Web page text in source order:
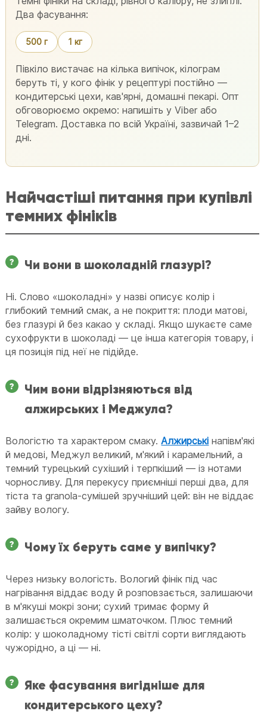
Два фасування:
500 г 1 кг
Півкіло вистачає на кілька випічок, кілограм
беруть ті, у кого фінік у рецептурі постійно —
кондитерські цехи, кав'ярні, домашні пекарі. Опт
обговорюємо окремо: напишіть у Viber або
Telegram. Доставка по всій Україні, зазвичай 1–2
дні.
Найчастіші питання при купівлі
темних фініків
Чи вони в шоколадній глазурі?
Ні. Слово «шоколадні» у назві описує колір і
глибокий темний смак, а не покриття: плоди матові,
без глазурі й без какао у складі. Якщо шукаєте саме
сухофрукти в шоколаді — це інша категорія товару, і
ця позиція під неї не підійде.
Чим вони відрізняються від
алжирських і Меджула?
Вологістю та характером смаку.Алжирські напівм'які
й медові, Меджул великий, м'який і карамельний, а
темний турецький сухіший і терпкіший — із нотами
чорносливу. Для перекусу приємніші перші два, для
тіста та granola-сумішей зручніший цей: він не віддає
зайву вологу.
Чому їх беруть саме у випічку?
Через низьку вологість. Вологий фінік під час
нагрівання віддає воду й розповзається, залишаючи
в м'якуші мокрі зони; сухий тримає форму й
залишається окремим шматочком. Плюс темний
колір: у шоколадному тісті світлі сорти виглядають
чужорідно, а ці — ні.
Яке фасування вигідніше для
кондитерського цеху?